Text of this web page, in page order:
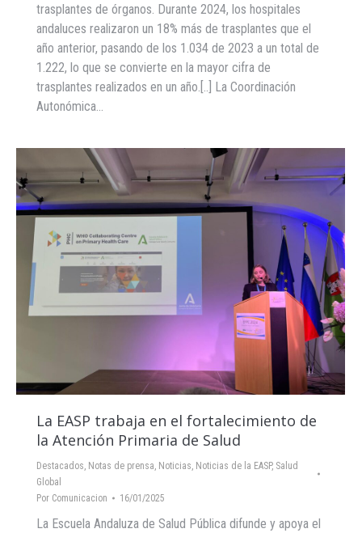
trasplantes de órganos. Durante 2024, los hospitales
andaluces realizaron un 18% más de trasplantes que el
año anterior, pasando de los 1.034 de 2023 a un total de
1.222, lo que se convierte en la mayor cifra de
trasplantes realizados en un año.[..] La Coordinación
Autonómica…
La EASP trabaja en el fortalecimiento de
la Atención Primaria de Salud
Destacados, Notas de prensa, Noticias, Noticias de la EASP, Salud
Global
Por Comunicacion 16/01/2025
La Escuela Andaluza de Salud Pública difunde y apoya el